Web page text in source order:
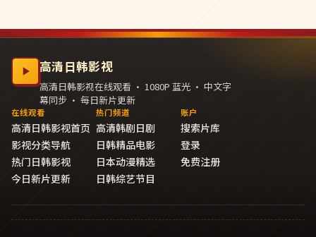
高清日韩影视
高清日韩影视在线观看 · 1080P 蓝光 · 中文字
幕同步 · 每日新片更新
在线观看
高清日韩影视首页
影视分类导航
热门日韩影视
今日新片更新
热门频道
高清韩剧日剧
日韩精品电影
日本动漫精选
日韩综艺节目
账户
搜索片库
登录
免费注册